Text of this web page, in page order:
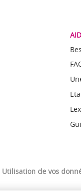
Utilisation de vos